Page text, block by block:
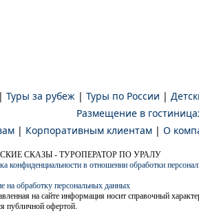
| Туры за рубеж | Туры по России |
Размещение в
| Корпоративным клиентам | О
СКАЗЫ - ТУРОПЕРАТОР ПО УРАЛУ
конфиденциальности в отношении обработки
на обработку персональных данных
на сайте информация носит справочный
публичной офертой.